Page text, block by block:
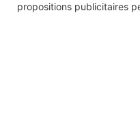
propositions publicitaires